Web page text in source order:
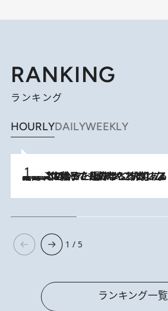
RANKING
ランキング
HOURLYDAILYWEEKLY
2026.8.5
【阿川佐和子さんの年とる力】なぜ70代で始めた趣味は“こんなに楽しい”のか？ ピアノ、俳句…スランプに陥っても続けられる“ある秘訣”とは
1 / 5
ランキング一覧